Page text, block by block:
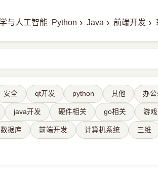
与人工智能 Python › Java › 前端开发 ›
安全 qt开发 python 其他 办
java开发 硬件相关 go相关 游
数据库 前端开发 计算机系统 三维